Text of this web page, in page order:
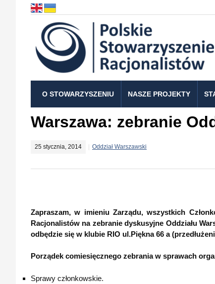
O STOWARZYSZENIU NASZE PROJEKTY
Warszawa: zebranie
25 stycznia, 2014 Oddział Warszawski
Zapraszam, w imieniu Zarządu, wszystkich
Racjonalistów na zebranie dyskusyjne Oddziału
odbędzie się w klubie RIO ul.Piękna 66 a
Porządek comiesięcznego zebrania w sprawach
Sprawy członkowskie.